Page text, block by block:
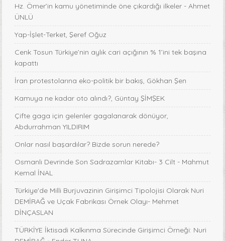
Hz. Ömer’in kamu yönetiminde öne çıkardığı ilkeler - Ahmet
ÜNLÜ
Yap-İşlet-Terket, Şeref Oğuz
Cenk Tosun Türkiye’nin aylık cari açığının % 1’ini tek başına
kapattı
İran protestolarına eko-politik bir bakış, Gökhan Şen
Kamuya ne kadar oto alındı?, Güntay ŞİMŞEK
Çifte gaga için gelenler gagalanarak dönüyor,
Abdurrahman YILDIRIM
Onlar nasıl başardılar? Bizde sorun nerede?
Osmanlı Devrinde Son Sadrazamlar Kitabı- 3 Cilt - Mahmut
Kemal İNAL
Türkiye'de Milli Burjuvazinin Girişimci Tipolojisi Olarak Nuri
DEMİRAĞ ve Uçak Fabrikası Örnek Olayı- Mehmet
DİNÇASLAN
TÜRKİYE İktisadi Kalkınma Sürecinde Girişimci Örneği: Nuri